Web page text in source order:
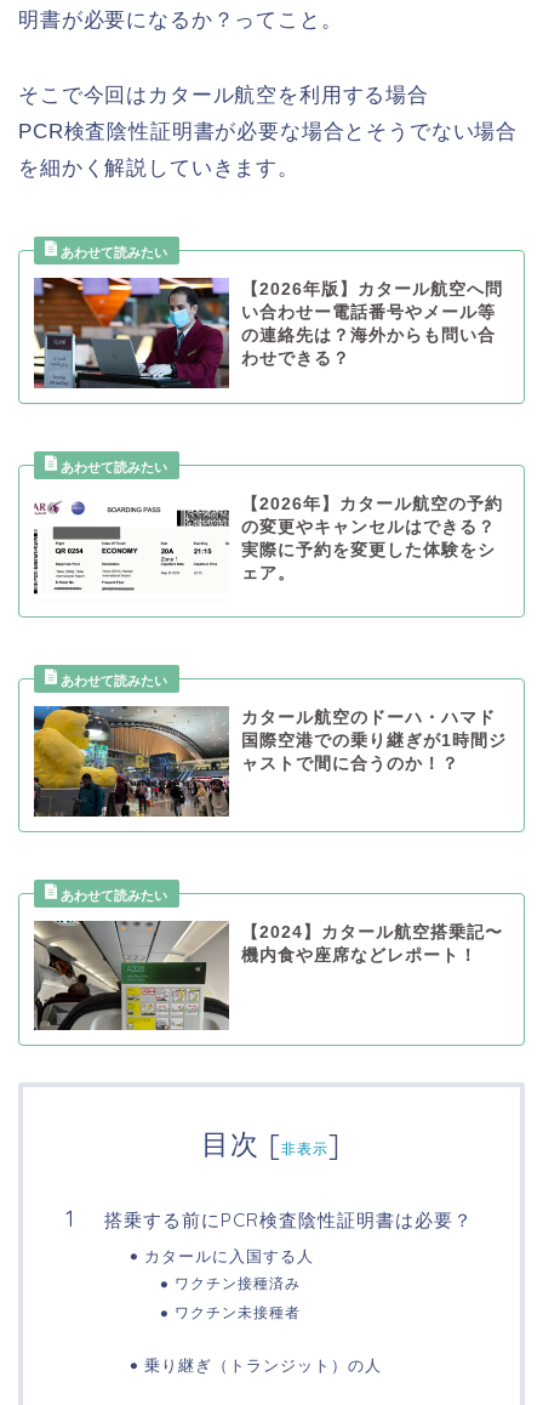
明書が必要になるか？ってこと。
そこで今回はカタール航空を利用する場合
PCR検査陰性証明書が必要な場合とそうでない場合
を細かく解説していきます。
【2026年版】カタール航空へ問
い合わせー電話番号やメール等
の連絡先は？海外からも問い合
わせできる？
【2026年】カタール航空の予約
の変更やキャンセルはできる？
実際に予約を変更した体験をシ
ェア。
カタール航空のドーハ・ハマド
国際空港での乗り継ぎが1時間ジ
ャストで間に合うのか！？
【2024】カタール航空搭乗記〜
機内食や座席などレポート！
目次 [非表示]
搭乗する前にPCR検査陰性証明書は必要？
カタールに入国する人
ワクチン接種済み
ワクチン未接種者
乗り継ぎ（トランジット）の人